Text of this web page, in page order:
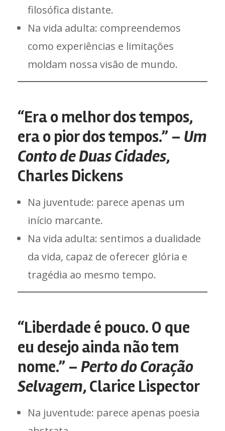
filosófica distante.
Na vida adulta: compreendemos
como experiências e limitações
moldam nossa visão de mundo.
“Era o melhor dos tempos,
era o pior dos tempos.” – Um
Conto de Duas Cidades,
Charles Dickens
Na juventude: parece apenas um
início marcante.
Na vida adulta: sentimos a dualidade
da vida, capaz de oferecer glória e
tragédia ao mesmo tempo.
“Liberdade é pouco. O que
eu desejo ainda não tem
nome.” – Perto do Coração
Selvagem, Clarice Lispector
Na juventude: parece apenas poesia